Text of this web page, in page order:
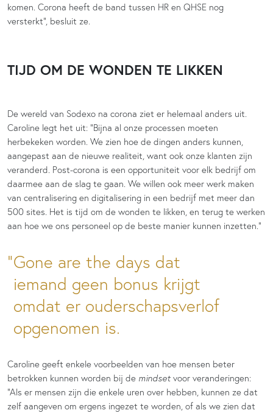
komen. Corona heeft de band tussen HR en QHSE nog
versterkt”, besluit ze.
TIJD OM DE WONDEN TE LIKKEN
De wereld van Sodexo na corona ziet er helemaal anders uit.
Caroline legt het uit: “Bijna al onze processen moeten
herbekeken worden. We zien hoe de dingen anders kunnen,
aangepast aan de nieuwe realiteit, want ook onze klanten zijn
veranderd. Post-corona is een opportuniteit voor elk bedrijf om
daarmee aan de slag te gaan. We willen ook meer werk maken
van centralisering en digitalisering in een bedrijf met meer dan
500 sites. Het is tijd om de wonden te likken, en terug te werken
aan hoe we ons personeel op de beste manier kunnen inzetten.”
Gone are the days dat
iemand geen bonus krijgt
omdat er ouderschapsverlof
opgenomen is.
Caroline geeft enkele voorbeelden van hoe mensen beter
betrokken kunnen worden bij de mindset voor veranderingen:
“Als er mensen zijn die enkele uren over hebben, kunnen ze dat
zelf aangeven om ergens ingezet te worden, of als we zien dat